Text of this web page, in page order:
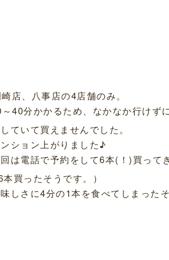
店、八事店の4店舗のみ。
40分かかるため、なかなか行けず
ていて買えませんでした。
ション上がりました♪
は電話で予約をして6本(！)買って
買ったそうです。）
しさに4分の1本を食べてしまった